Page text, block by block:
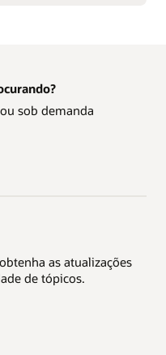
sob demanda
as atualizações
de tópicos.